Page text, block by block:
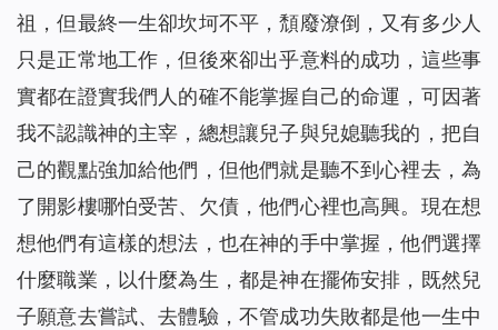
祖，但最終一生卻坎坷不平，頹廢潦倒，又有多少人
只是正常地工作，但後來卻出乎意料的成功，這些事
實都在證實我們人的確不能掌握自己的命運，可因著
我不認識神的主宰，總想讓兒子與兒媳聽我的，把自
己的觀點強加給他們，但他們就是聽不到心裡去，為
了開影樓哪怕受苦、欠債，他們心裡也高興。現在想
想他們有這樣的想法，也在神的手中掌握，他們選擇
什麼職業，以什麼為生，都是神在擺佈安排，既然兒
子願意去嘗試、去體驗，不管成功失敗都是他一生中